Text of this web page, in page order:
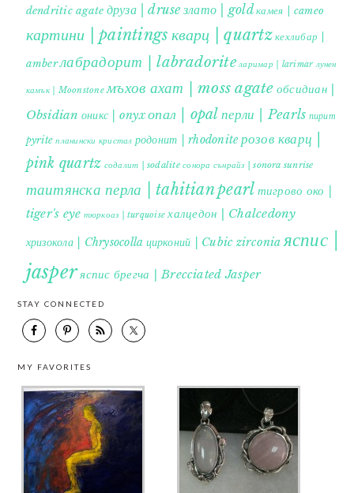
dendritic agate друза | druse злато | gold камея | cameo
картини | paintings кварц | quartzкехлибар |
amberлабрадорит | labradorite ларимар | larimar лунен
камък | Moonstone мъхов ахат | moss agate обсидиан |
Obsidian оникс | onyxопал | opal перли | Pearls пирит |
pyrite планински кристал родонит | rhodonite розов кварц |
pink quartz содалит | sodalite сонора сънрайз | sonora sunrise
таитянска перла | tahitian pearl тигрово око |
tiger's eye тюркоаз | turquoise халцедон | Chalcedony
хризокола | Chrysocolla цирконий | Cubic zirconia яспис |
jasperяспис брегча | Brecciated Jasper
STAY CONNECTED
MY FAVORITES